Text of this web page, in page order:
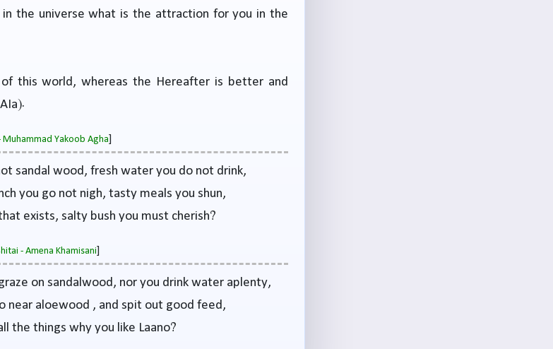
the universe what is the attraction for you in the
this world, whereas the Hereafter is better and
Muhammad Yakoob Agha
sandal wood, fresh water you do not drink,
you go not nigh, tasty meals you shun,
exists, salty bush you must cherish?
- Amena Khamisani
on sandalwood, nor you drink water aplenty,
near aloewood , and spit out good feed,
the things why you like Laano?